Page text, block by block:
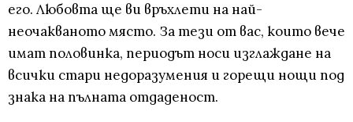
его. Любовта ще ви връхлети на най-
неочакваното място. За тези от вас, които вече
имат половинка, периодът носи изглаждане на
всички стари недоразумения и горещи нощи под
знака на пълната отдаденост.